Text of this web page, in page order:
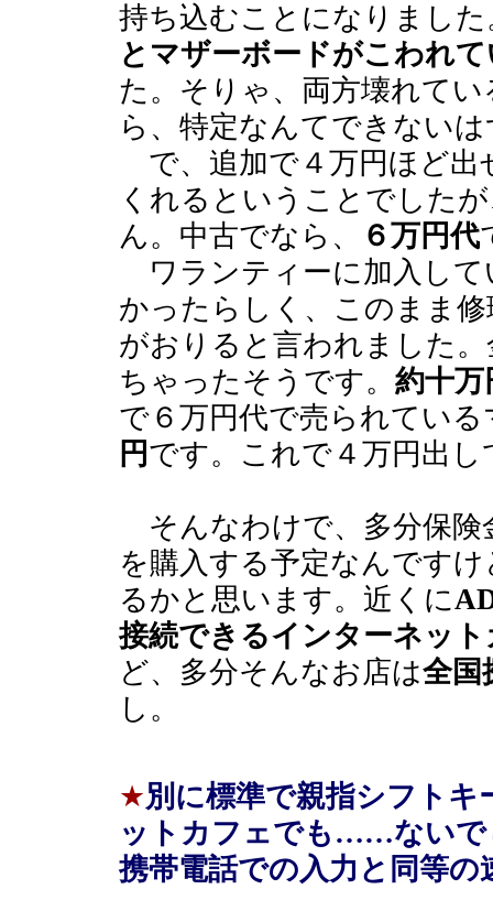
持ち込むことになりまし
とマザーボードがこわれ
た。そりゃ、両方壊れて
ら、特定なんてできない
で、追加で４万円ほど出
くれるということでした
ん。中古でなら、
６万円代
ワランティーに加入して
かったらしく、このまま
がおりると言われました
ちゃったそうです。 約十万
で６万円代で売られてい
円 です。これで４万円出
そんなわけで、多分保険
を購入する予定なんです
るかと思います。近くに
接続できるインターネッ
ど、多分そんなお店は全国
し。
★別に標準で親指シフト
ットカフェでも……ないで
携帯電話での入力と同等